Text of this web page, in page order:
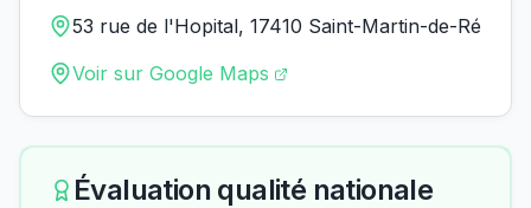
53 rue de l'Hopital, 17410 Saint-Martin-de-Ré
Voir sur Google Maps
Évaluation qualité nationale